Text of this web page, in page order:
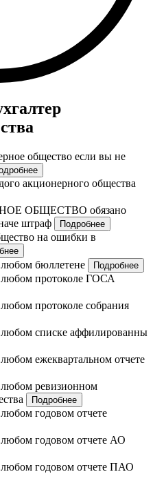
общество если вы не
акционерного общества
ОБЩЕСТВО обязано
штраф
Подробнее
на ошибки в
бюллетене Подробнее
любом протоколе ГОСА
протоколе собрания
списке аффилированны
ежеквартальном отчете
любом ревизионном
Подробнее
годовом отчете
годовом отчете АО
любом годовом отчете ПАО